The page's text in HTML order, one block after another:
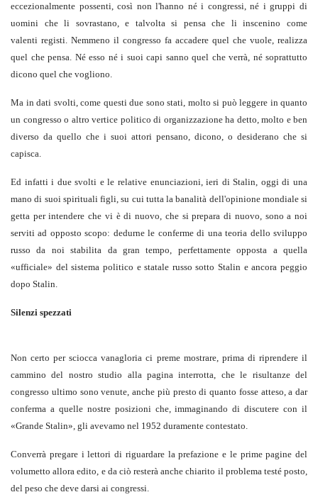
eccezionalmente possenti, così non l'hanno né i congressi, né i gruppi di
uomini che li sovrastano, e talvolta si pensa che li inscenino come
valenti registi. Nemmeno il congresso fa accadere quel che vuole, realizza
quel che pensa. Né esso né i suoi capi sanno quel che verrà, né soprattutto
dicono quel che vogliono.
Ma in dati svolti, come questi due sono stati, molto si può leggere in quanto
un congresso o altro vertice politico di organizzazione ha detto, molto e ben
diverso da quello che i suoi attori pensano, dicono, o desiderano che si
capisca.
Ed infatti i due svolti e le relative enunciazioni, ieri di Stalin, oggi di una
mano di suoi spirituali figli, su cui tutta la banalità dell'opinione mondiale si
getta per intendere che vi è di nuovo, che si prepara di nuovo, sono a noi
serviti ad opposto scopo: dedurne le conferme di una teoria dello sviluppo
russo da noi stabilita da gran tempo, perfettamente opposta a quella
«ufficiale» del sistema politico e statale russo sotto Stalin e ancora peggio
dopo Stalin.
Silenzi spezzati
Non certo per sciocca vanagloria ci preme mostrare, prima di riprendere il
cammino del nostro studio alla pagina interrotta, che le risultanze del
congresso ultimo sono venute, anche più presto di quanto fosse atteso, a dar
conferma a quelle nostre posizioni che, immaginando di discutere con il
«Grande Stalin», gli avevamo nel 1952 duramente contestato.
Converrà pregare i lettori di riguardare la prefazione e le prime pagine del
volumetto allora edito, e da ciò resterà anche chiarito il problema testé posto,
del peso che deve darsi ai congressi.